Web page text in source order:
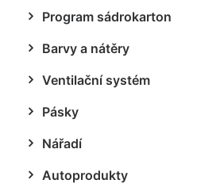
Program sádrokarton
Barvy a nátěry
Ventilační systém
Pásky
Nářadí
Autoprodukty